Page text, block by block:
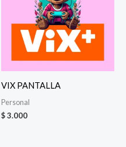
VIX PANTALLA
Personal
$3.000